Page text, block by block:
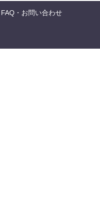
FAQ・お問い合わせ